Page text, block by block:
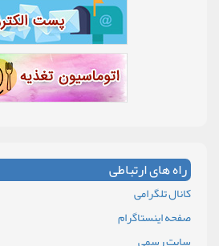
راه های ارتباطی
کانال تلگرامی
صفحه اینستاگرام
سایت رسمی